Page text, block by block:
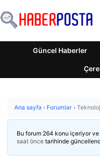
Güncel Haberler
Ana sayfa › Forumlar ›
Bu forum 264 konu içeriyor ve
saat önce tarihinde